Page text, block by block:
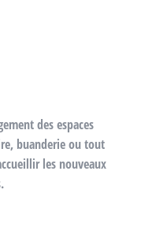
des espaces
buanderie ou tout
les nouveaux